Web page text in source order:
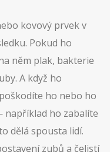
kovový prvek v
Pokud ho
něm plak, bakterie
A když ho
ho nebo ho
například ho zabalíte
dělá spousta lidí.
zubů a čelistí